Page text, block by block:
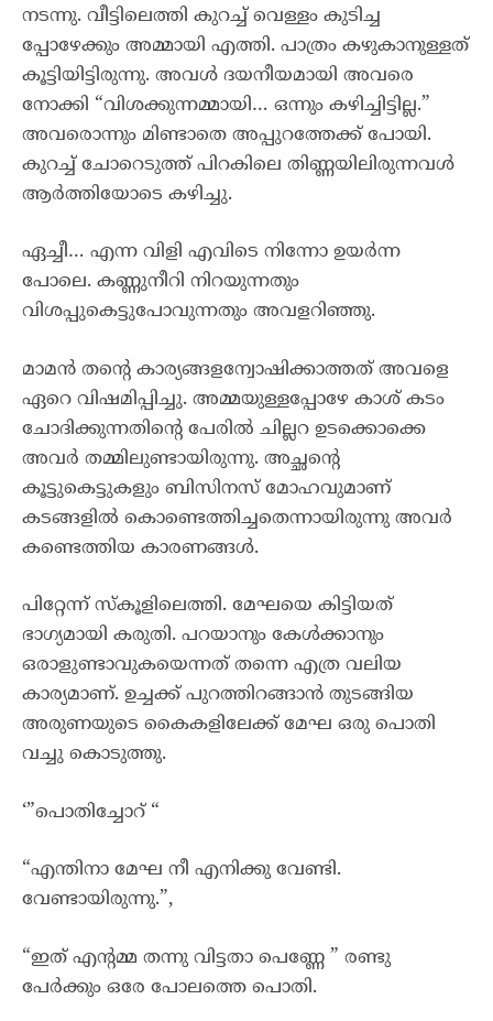
നടന്നു. വീട്ടിലെത്തി കുറച്ച് വെള്ളം കുടിച്ച
പ്പോഴേക്കും അമ്മായി എത്തി. പാത്രം കഴുകാനുള്ളത്
കൂട്ടിയിട്ടിരുന്നു. അവൾ ദയനീയമായി അവരെ
നോക്കി “വിശക്കുന്നമ്മായി… ഒന്നും കഴിച്ചിട്ടില്ല.”
അവരൊന്നും മിണ്ടാതെ അപ്പുറത്തേക്ക് പോയി.
കുറച്ച് ചോറെടുത്ത് പിറകിലെ തിണ്ണയിലിരുന്നവൾ
ആർത്തിയോടെ കഴിച്ചു.
ഏച്ചീ… എന്ന വിളി എവിടെ നിന്നോ ഉയർന്ന
പോലെ. കണ്ണുനീറി നിറയുന്നതും
വിശപ്പുകെട്ടുപോവുന്നതും അവളറിഞ്ഞു.
മാമൻ തൻ്റെ കാര്യങ്ങളന്വോഷിക്കാത്തത് അവളെ
ഏറെ വിഷമിപ്പിച്ചു. അമ്മയുള്ളപ്പോഴേ കാശ് കടം
ചോദിക്കുന്നതിൻ്റെ പേരിൽ ചില്ലറ ഉടക്കൊക്കെ
അവർ തമ്മിലുണ്ടായിരുന്നു. അച്ഛൻ്റെ
കൂട്ടുകെട്ടുകളും ബിസിനസ് മോഹവുമാണ്
കടങ്ങളിൽ കൊണ്ടെത്തിച്ചതെന്നായിരുന്നു അവർ
കണ്ടെത്തിയ കാരണങ്ങൾ.
പിറ്റേന്ന് സ്കൂളിലെത്തി. മേഘയെ കിട്ടിയത്
ഭാഗ്യമായി കരുതി. പറയാനും കേൾക്കാനും
ഒരാളുണ്ടാവുകയെന്നത് തന്നെ എത്ര വലിയ
കാര്യമാണ്. ഉച്ചക്ക് പുറത്തിറങ്ങാൻ തുടങ്ങിയ
അരുണയുടെ കൈകളിലേക്ക് മേഘ ഒരു പൊതി
വച്ചു കൊടുത്തു.
‘”പൊതിച്ചോറ് “
“എന്തിനാ മേഘ നീ എനിക്കു വേണ്ടി.
വേണ്ടായിരുന്നു.”,
“ഇത് എൻ്റമ്മ തന്നു വിട്ടതാ പെണ്ണേ ” രണ്ടു
പേർക്കും ഒരേ പോലത്തെ പൊതി.